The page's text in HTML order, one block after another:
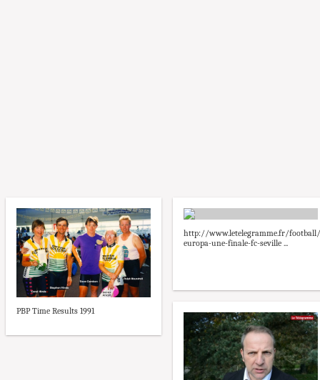
PBP Time Results 1991
http://www.letelegramme.fr/
europa-une-finale-fc-seville ...